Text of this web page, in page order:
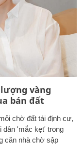
vàng
bán đất
chờ đất tái định cư,
dân 'mắc kẹt' trong
căn nhà chờ sập